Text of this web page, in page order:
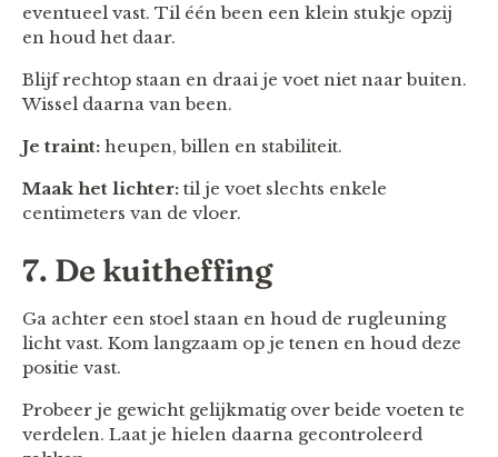
eventueel vast. Til één been een klein stukje opzij
en houd het daar.
Blijf rechtop staan en draai je voet niet naar buiten.
Wissel daarna van been.
Je traint: heupen, billen en stabiliteit.
Maak het lichter: til je voet slechts enkele
centimeters van de vloer.
7. De kuitheffing
Ga achter een stoel staan en houd de rugleuning
licht vast. Kom langzaam op je tenen en houd deze
positie vast.
Probeer je gewicht gelijkmatig over beide voeten te
verdelen. Laat je hielen daarna gecontroleerd